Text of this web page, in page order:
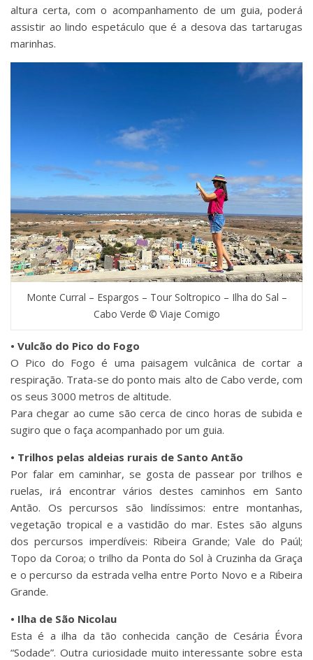
altura certa, com o acompanhamento de um guia, poderá
assistir ao lindo espetáculo que é a desova das tartarugas
marinhas.
Monte Curral – Espargos – Tour Soltropico – Ilha do Sal –
Cabo Verde © Viaje Comigo
• Vulcão do Pico do Fogo
O Pico do Fogo é uma paisagem vulcânica de cortar a
respiração. Trata-se do ponto mais alto de Cabo verde, com
os seus 3000 metros de altitude.
Para chegar ao cume são cerca de cinco horas de subida e
sugiro que o faça acompanhado por um guia.
• Trilhos pelas aldeias rurais de Santo Antão
Por falar em caminhar, se gosta de passear por trilhos e
ruelas, irá encontrar vários destes caminhos em Santo
Antão. Os percursos são lindíssimos: entre montanhas,
vegetação tropical e a vastidão do mar. Estes são alguns
dos percursos imperdíveis: Ribeira Grande; Vale do Paúl;
Topo da Coroa; o trilho da Ponta do Sol à Cruzinha da Graça
e o percurso da estrada velha entre Porto Novo e a Ribeira
Grande.
• Ilha de São Nicolau
Esta é a ilha da tão conhecida canção de Cesária Évora
“Sodade”. Outra curiosidade muito interessante sobre esta